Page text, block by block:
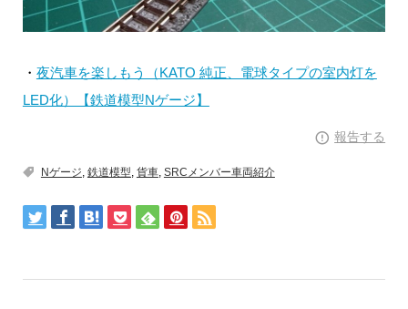
・ 夜汽車を楽しもう（KATO 純正、電球タイプの室内灯を
LED化）【鉄道模型Nゲージ】
報告する
Nゲージ, 鉄道模型, 貨車, SRCメンバー車両紹介